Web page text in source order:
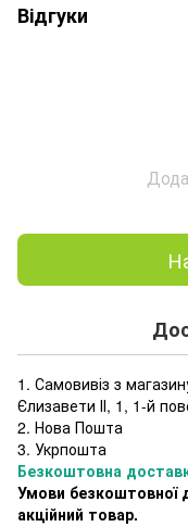
Відгуки
1. Самовивіз з
Єлизавети ІІ, 1, 1-й
2. Нова Пошта
3. Укрпошта
Безкоштовна
Умови безкоштовної
акційний товар.